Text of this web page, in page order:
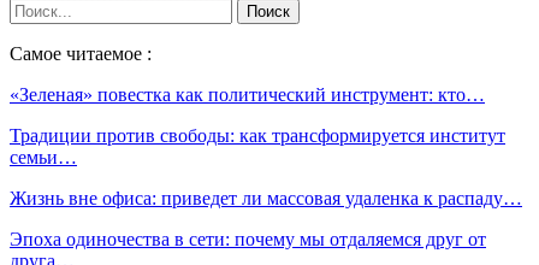
Самое читаемое :
«Зеленая» повестка как политический инструмент: кто…
Традиции против свободы: как трансформируется институт
семьи…
Жизнь вне офиса: приведет ли массовая удаленка к распаду…
Эпоха одиночества в сети: почему мы отдаляемся друг от
друга…